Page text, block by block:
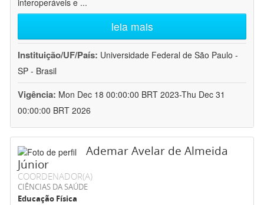
interoperáveis e ...
leia mais
Instituição/UF/País: Universidade Federal de São Paulo -
SP - Brasil
Vigência: Mon Dec 18 00:00:00 BRT 2023-Thu Dec 31
00:00:00 BRT 2026
Ademar Avelar de Almeida
Júnior
COORDENADOR(A)
CIÊNCIAS DA SAÚDE
Educação Física